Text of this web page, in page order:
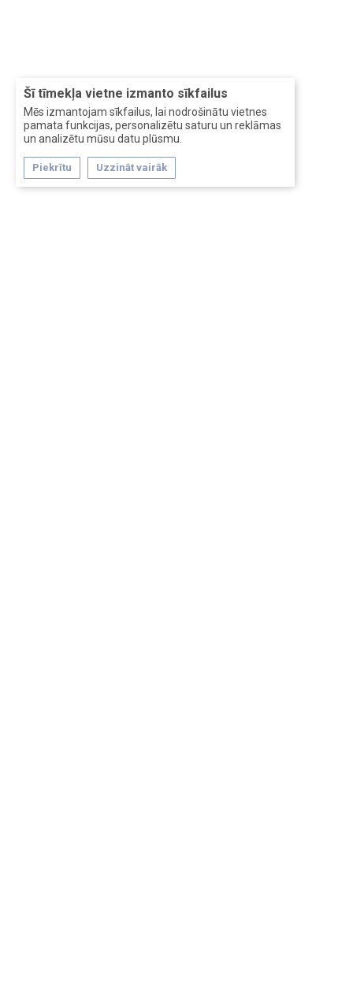
Šī tīmekļa vietne izmanto sīkfailus
Mēs izmantojam sīkfailus, lai nodrošinātu vietnes
pamata funkcijas, personalizētu saturu un reklāmas
un analizētu mūsu datu plūsmu.
Piekrītu Uzzināt vairāk